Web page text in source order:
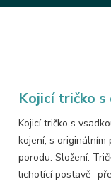
Kojicí tričko
Kojicí tričko s
kojení, s originálním
porodu. Složení:
lichotící postavě-